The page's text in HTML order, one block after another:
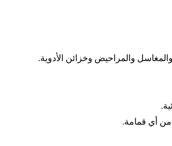
والمراحيض وخزائن الأدوية.
أي قمامة.